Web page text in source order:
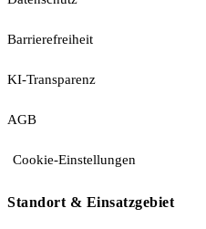
Barrierefreiheit
KI-Transparenz
AGB
Cookie-Einstellungen
Standort & Einsatzgebiet